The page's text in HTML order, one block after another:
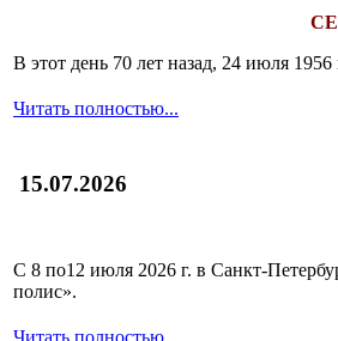
В этот день 70 лет назад, 24 июля
Читать полностью...
15.07.2026
С 8 по12 июля 2026 г. в Санкт-
полис».
Читать полностью...